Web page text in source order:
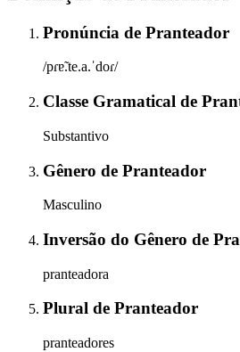
Pronúncia de Pranteador
/pɾɐ̃.te.a.ˈdoɾ/
Classe Gramatical de
Substantivo
Gênero de Pranteador
Masculino
Inversão do Gênero de
pranteadora
Plural de Pranteador
pranteadores